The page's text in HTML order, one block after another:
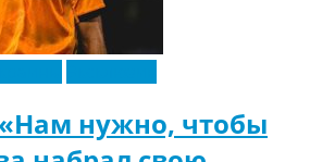
нужно, чтобы